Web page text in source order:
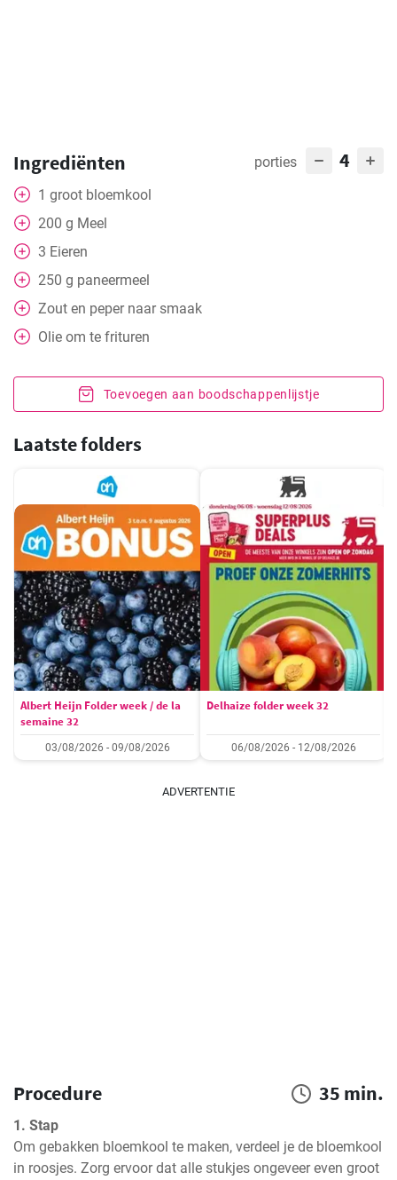
Ingrediënten porties 4
1 groot bloemkool
200 g Meel
3 Eieren
250 g paneermeel
Zout en peper naar smaak
Olie om te frituren
Toevoegen aan boodschappenlijstje
Laatste folders
Albert Heijn Folder week / de la
semaine 32
03/08/2026 - 09/08/2026
Delhaize folder week 32
06/08/2026 - 12/08/2026
ADVERTENTIE
Procedure 35 min.
1. Stap
Om gebakken bloemkool te maken, verdeel je de bloemkool
in roosjes. Zorg ervoor dat alle stukjes ongeveer even groot